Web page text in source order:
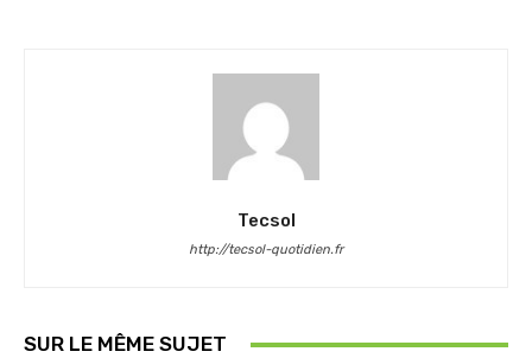
Tecsol
http://tecsol-quotidien.fr
SUR LE MÊME SUJET